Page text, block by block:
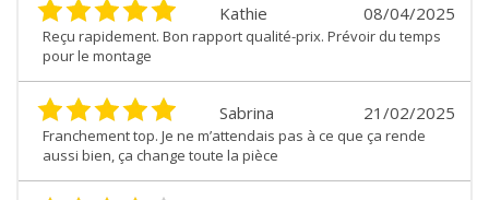
08/04/2025
Kathie
Reçu rapidement. Bon rapport qualité-prix. Prévoir du temps
pour le montage
21/02/2025
Sabrina
Franchement top. Je ne m’attendais pas à ce que ça rende
aussi bien, ça change toute la pièce